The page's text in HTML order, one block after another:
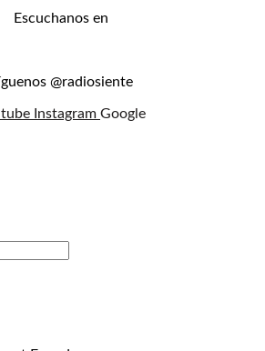
Escuchanos en
@radiosiente
Instagram Google